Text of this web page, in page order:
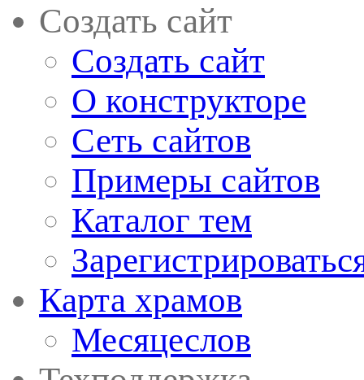
Создать сайт
Создать сайт
О конструкторе
Сеть сайтов
Примеры сайтов
Каталог тем
Карта храмов
Месяцеслов